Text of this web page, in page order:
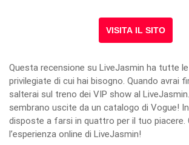
VISITA IL SITO
Questa recensione su LiveJasmin ha tutte
privilegiate di cui hai bisogno. Quando avrai
salterai sul treno dei VIP show al
sembrano uscite da un catalogo di Vogue!
disposte a farsi in quattro per il tuo piacere.
l’esperienza online di LiveJasmin!